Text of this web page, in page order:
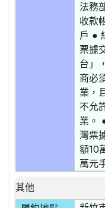
法務
收款
戶 ●
票據
台」
商必
業，
不允
業。
灣票
額10
萬元
其他